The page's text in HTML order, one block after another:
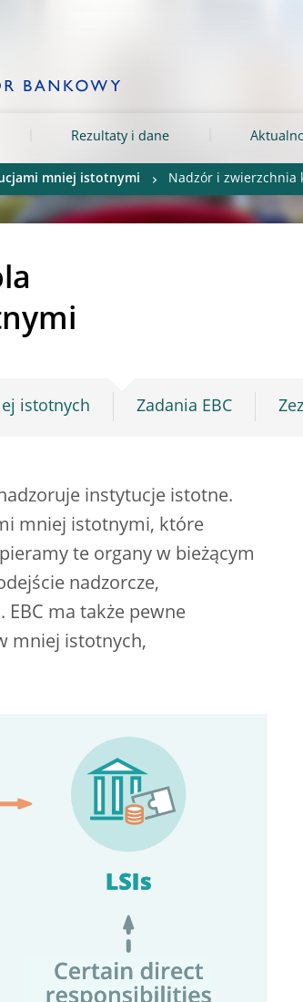
Rezultaty i dane
mniej istotnymi Nadzór i
istotnych Zadania EBC
instytucje istotne.
mniej istotnymi, które
te organy w bieżącym
nadzorcze,
ma także pewne
mniej istotnych,